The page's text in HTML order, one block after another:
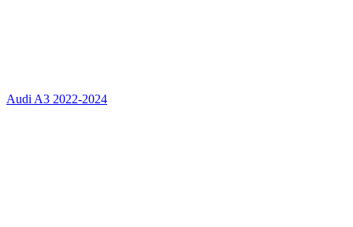
Audi A3 2022-2024